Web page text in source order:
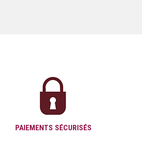
PAIEMENTS SÉCURISÉS